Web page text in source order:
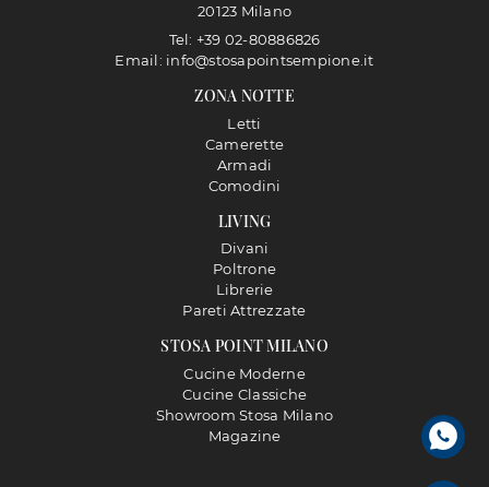
STOSA POINT MILANO
Cucine Moderne
Cucine Classiche
Showroom Stosa Milano
Magazine
LIVING
Divani
Poltrone
Librerie
Pareti Attrezzate
ZONA NOTTE
Letti
Camerette
Armadi
Comodini
20123 Milano
Tel: +39 02-80886826
Email: info@stosapointsempione.it